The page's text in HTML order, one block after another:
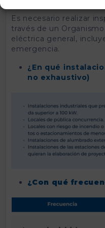
Es necesario realizar
través de un
eléctrica general,
emergencia.
¿En qué
no exhaustivo)
¿Con qué